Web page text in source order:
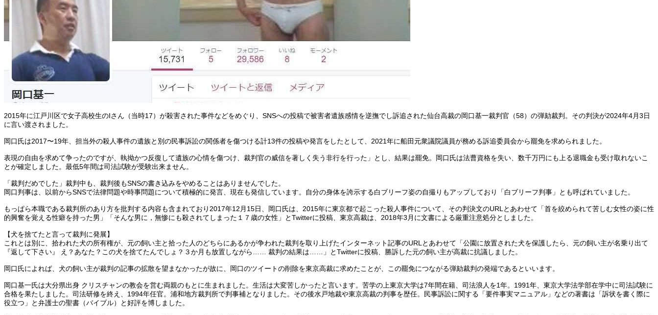
2015年に江戸川区で女子高校生のIさん（当時17）が殺害された事件などをめぐり、SNSへの投稿で被害者遺族感情を逆撫でし訴追された仙台高裁の岡口基一裁判官（58）の弾劾裁判。その判決が2024年4月3日
に言い渡されました。
岡口氏は2017〜19年、担当外の殺人事件の遺族と別の民事訴訟の関係者を傷つける計13件の投稿や発言をしたとして、2021年に船田元衆議院議員が務める訴追委員会から罷免を求められました。
表現の自由を求めて争ったのですが、執拗かつ反復して遺族の心情を傷つけ、裁判官の威信を著しく失う非行を行った」とし、結果は罷免。岡口氏は法曹資格を失い、数千万円にも上る退職金も受け取れないこ
とが確定しました。最低5年間は司法試験が受験出来ません。
「裁判だめでした」裁判中も、裁判後もSNSの書き込みをやめることはありませんでした。
岡口判事は、以前からSNSで法律問題や時事問題について積極的に発言、現在も発信しています。自分の身体を誇示する白ブリーフ姿の自撮りもアップしており「白ブリーフ判事」とも呼ばれていました。
もっぱら本職である裁判所のあり方を批判する内容も含まれており2017年12月15日、岡口氏は、2015年に東京都で起こった殺人事件について、その判決文のURLとあわせて「首を絞められて苦しむ女性の姿に性
的興奮を覚える性癖を持った男」「そんな男に，無惨にも殺されてしまった１７歳の女性」とTwitterに投稿、東京高裁は、2018年3月に文書による厳重注意処分としました。
【犬を捨てたと言って裁判に発展】
これとは別に、拾われた犬の所有権が、元の飼い主と拾った人のどちらにあるかが争われた裁判を取り上げたインターネット記事のURLとあわせて「公園に放置された犬を保護したら、元の飼い主が名乗り出て
『返して下さい』 え？あなた？この犬を捨てたんでしょ？３か月も放置しながら…… 裁判の結果は……」とTwitterに投稿、勝訴した元の飼い主が高裁に抗議しました。
岡口氏によれば、犬の飼い主が裁判の記事の拡散を望まなかったが故に、岡口のツイートの削除を東京高裁に求めたことが、この罷免につながる弾劾裁判の発端であるといいます。
岡口基一氏は大分県出身 クリスチャンの教会を営む両親のもとに生まれました。生活は大変苦しかったと言います。苦学の上東京大学は7年間在籍、司法浪人を1年。1991年、東京大学法学部在学中に司法試験に
合格を果たしました。司法研修を終え、1994年任官。浦和地方裁判所で判事補となりました。その後水戸地裁や東京高裁の判事を歴任。民事訴訟に関する「要件事実マニュアル」などの著書は「訴状を書く際に
役立つ」と弁護士の聖書（バイブル）と好評を博しました。